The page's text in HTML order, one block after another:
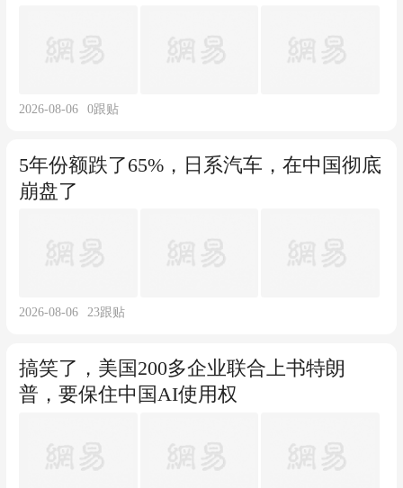
2026-08-06 0跟贴
5年份额跌了65%，日系汽车，在中国彻底
崩盘了
2026-08-06 23跟贴
搞笑了，美国200多企业联合上书特朗
普，要保住中国AI使用权